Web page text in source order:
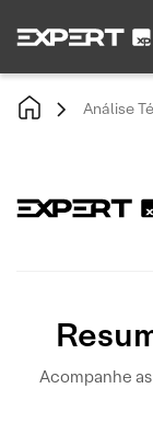
Análise
Acompanhe